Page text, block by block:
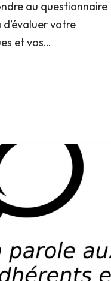
au questionnaire
votre
et vos…